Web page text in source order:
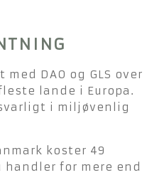
DAO og GLS over
lande i Europa.
i miljøvenlig
koster 49
handler for mere end